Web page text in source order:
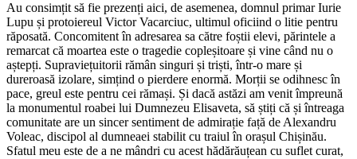
Au consimțit să fie prezenți aici, de asemenea, domnul primar Iurie
Lupu și protoiereul Victor Vacarciuc, ultimul oficiind o litie pentru
răposată. Concomitent în adresarea sa către foștii elevi, părintele a
remarcat că moartea este o tragedie copleșitoare și vine când nu o
aștepți. Supraviețuitorii rămân singuri și triști, într-o mare și
dureroasă izolare, simțind o pierdere enormă. Morții se odihnesc în
pace, greul este pentru cei rămași. Și dacă astăzi am venit împreună
la monumentul roabei lui Dumnezeu Elisaveta, să știți că și întreaga
comunitate are un sincer sentiment de admirație față de Alexandru
Voleac, discipol al dumneaei stabilit cu traiul în orașul Chișinău.
Sfatul meu este de a ne mândri cu acest hădărăuțean cu suflet curat,